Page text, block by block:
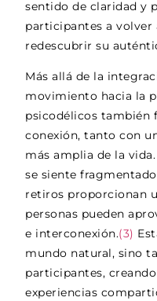
sentido de claridad y
participantes a volver
redescubrir su
Más allá de la
movimiento hacia la
psicodélicos también
conexión, tanto con
más amplia de la
se siente
retiros proporcionan
personas pueden
e interconexión.(3)
mundo natural, sino
participantes,
experiencias